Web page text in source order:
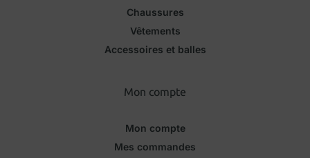
Chaussures
Vêtements
Accessoires et balles
Mon compte
Mon compte
Mes commandes